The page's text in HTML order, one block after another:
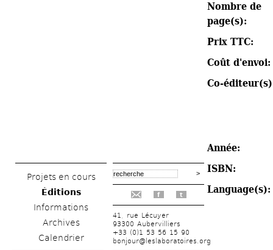
Projets en cours
Éditions
Informations
Archives
Calendrier
f t
41, rue Lécuyer
93300 Aubervilliers
+33 (0)1 53 56 15 90
bonjour@leslaboratoires.org
Nombre de
page(s):
Prix TTC:
Coût d'envoi:
Co-
Année:
ISBN:
Language(s):